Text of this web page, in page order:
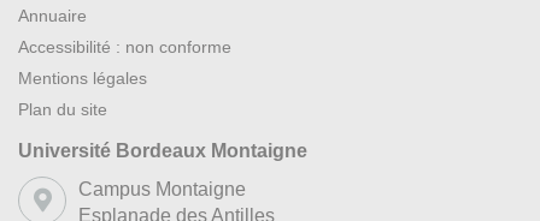
Annuaire
Accessibilité : non conforme
Mentions légales
Plan du site
Université Bordeaux Montaigne
Campus Montaigne
Esplanade des Antilles